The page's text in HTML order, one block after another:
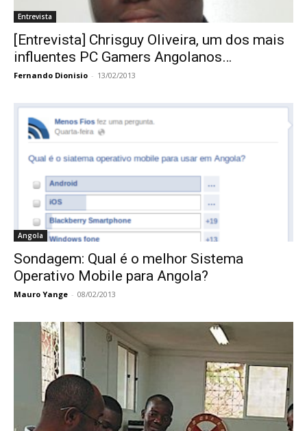
Entrevista
[Entrevista] Chrisguy Oliveira, um dos mais
influentes PC Gamers Angolanos…
Fernando Dionisio - 13/02/2013
Angola
Sondagem: Qual é o melhor Sistema
Operativo Mobile para Angola?
Mauro Yange - 08/02/2013